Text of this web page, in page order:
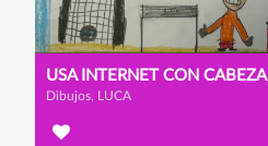
USA INTERNET CON CABEZA
Dibujos, LUCA